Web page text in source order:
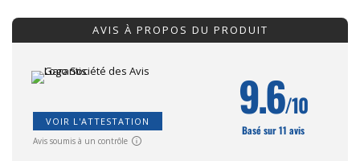
AVIS À PROPOS DU PRODUIT
VOIR L'ATTESTATION
Avis soumis à un contrôle
9.6/10
Basé sur 11 avis